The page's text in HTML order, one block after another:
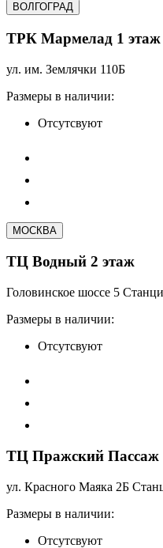
ВОЛГОГРАД
ТРК Мармелад 1 этаж
ул. им. Землячки 110Б
Размеры в наличии:
Отсутсвуют
МОСКВА
ТЦ Водный 2 этаж
Головинское шоссе 5
Размеры в наличии:
Отсутсвуют
ТЦ Пражский Пассаж
ул. Красного Маяка 2Б
Размеры в наличии:
Отсутсвуют